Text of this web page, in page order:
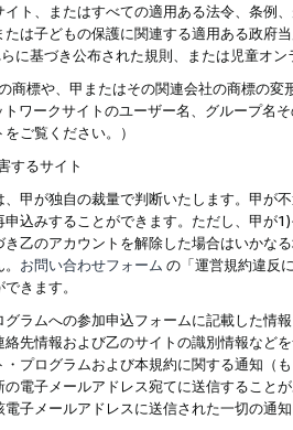
ト、またはすべての適用ある法令、条例
は子どもの保護に関連する適用ある政府
に基づき公布された規則、または児童オン
商標や、甲またはその関連会社の商標の
ワークサイトのユーザー名、グループ名
ご覧ください。）
するサイト
甲が独自の裁量で判断いたします。甲が
込みすることができます。ただし、甲が
乙のアカウントを解除した場合はいかな
お問い合わせフォーム の「運営規約違反
きます。
ラムへの参加申込フォームに記載した情
絡先情報および乙のサイトの識別情報など
プログラムおよび本規約に関する通知（
電子メールアドレス宛てに送信すること
子メールアドレスに送信された一切の通